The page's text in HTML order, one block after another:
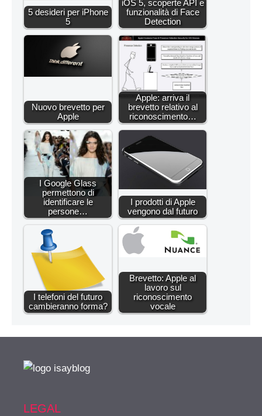
5 desideri per iPhone
5
iOS 5, scoperte API e
funzionalità di Face
Detection
Nuovo brevetto per
Apple
Apple: arriva il
brevetto relativo al
riconoscimento…
I Google Glass
permettono di
identificare le
persone…
I prodotti di Apple
vengono dal futuro
I telefoni del futuro
cambieranno forma?
Brevetto: Apple al
lavoro sul
riconoscimento
vocale
LEGAL